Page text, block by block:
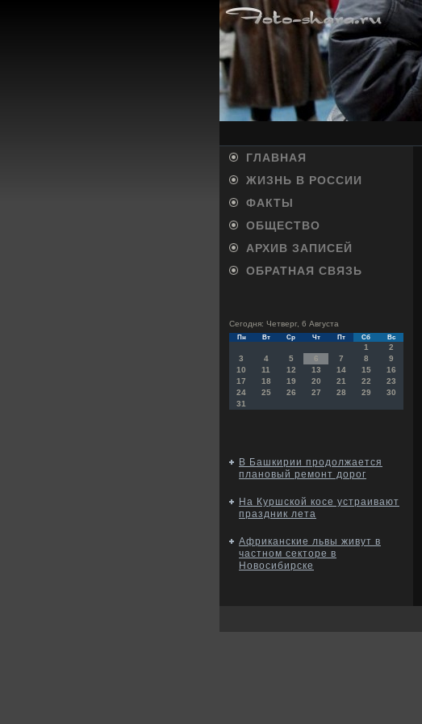
ГЛАВНАЯ
ЖИЗНЬ В РОССИИ
ФАКТЫ
ОБЩЕСТВО
АРХИВ ЗАПИСЕЙ
ОБРАТНАЯ СВЯЗЬ
Сегодня: Четверг, 6 Августа
Пн Вт Ср Чт Пт Сб Вс
1
2
3
4 5 6 7 8
9
10
11 12 13 14 15
16
17
18 19 20 21 22
23
24
25 26 27 28 29
30
31
В Башкирии продолжается
плановый ремонт дорог
На Куршской косе устраивают
праздник лета
Африканские львы живут в
частном секторе в
Новосибирске